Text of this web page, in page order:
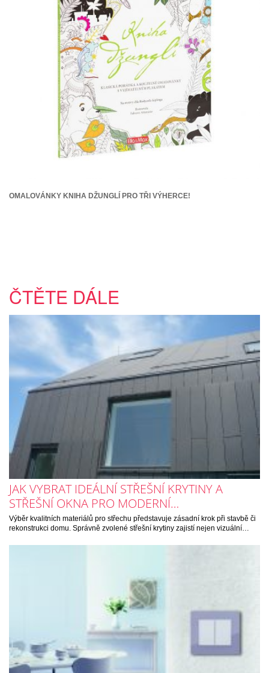
OMALOVÁNKY KNIHA DŽUNGLÍ PRO TŘI VÝHERCE!
ČTĚTE DÁLE
JAK VYBRAT IDEÁLNÍ STŘEŠNÍ KRYTINY A
STŘEŠNÍ OKNA PRO MODERNÍ…
Výběr kvalitních materiálů pro střechu představuje zásadní krok při stavbě či
rekonstrukci domu. Správně zvolené střešní krytiny zajistí nejen vizuální…